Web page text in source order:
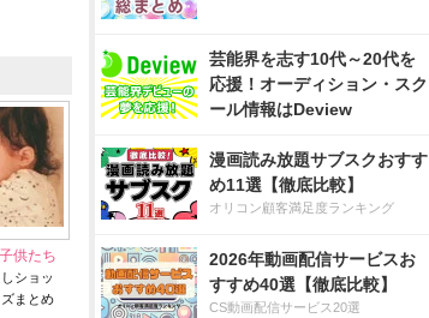
供たち
ショッ
まとめ
芸能界を志す10代～20代を
応援！オーディション・スク
ール情報はDeview
漫画読み放題サブスクおすす
め11選【徹底比較】
オリコン顧客満足度ランキング
2026年動画配信サービスお
すすめ40選【徹底比較】
CS動画配信サービス20選